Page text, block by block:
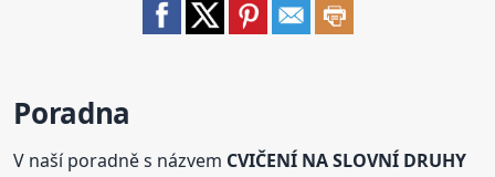
Poradna
V naší poradně s názvem CVIČENÍ NA SLOVNÍ DRUHY